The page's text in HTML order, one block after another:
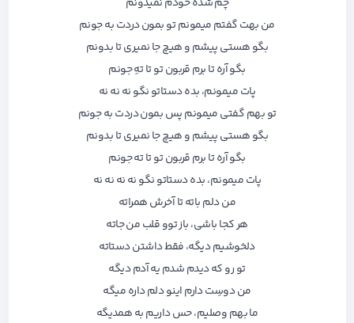
من بهت گفتم میمونم تو بمون دردت به جونم
بگو هستی پیشم و هیچ جا نمیری تا بدونم
بگو آره تا برم قربون تو تا تهِ جونم
پات میمونم، بده دستاتو نگو نه نه نه
تو بهم گفتی میمونم پس بمون دردت به جونم
بگو هستی پیشم و هیچ جا نمیری تا بدونم
بگو آره تا برم قربون تو تا ته جونم
پات میمونم، بده دستاتو نگو نه نه نه نه
من دلم باته تا آخرش همراته
هر کجا باشی، باز توو قلب من جاته
دلخوشیم دیگه، فقط داشتن دستاته
تو رو که دیدم شدم یه آدم دیگه
من دوسِت دارم اینو دلم داره میگه
ما بهم وصلیم، حس داریم به همدیگه